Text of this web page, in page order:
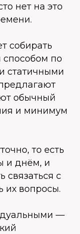
нет на это
собирать
способом по
статичными
обычный
и минимум
то есть
и днём, и
связаться с
их вопросы.
—